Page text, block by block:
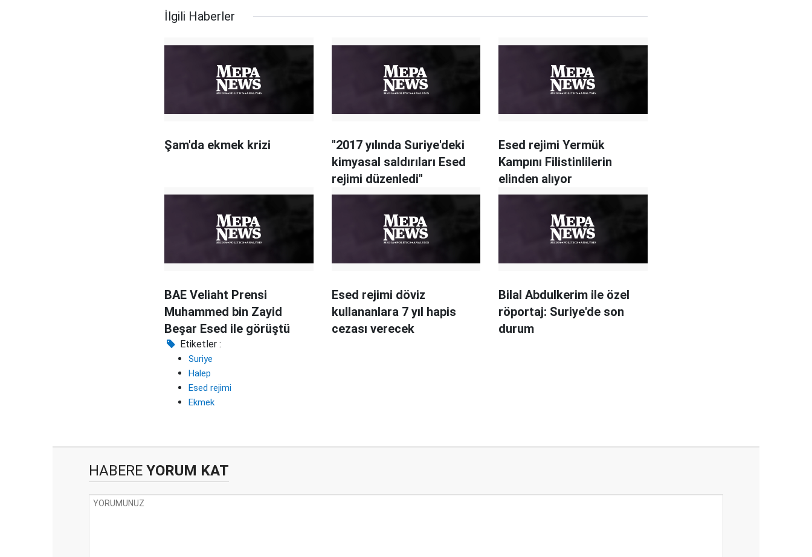
İlgili Haberler
Şam'da ekmek krizi
"2017 yılında Suriye'deki
kimyasal saldırıları Esed
rejimi düzenledi"
​Esed rejimi Yermük
Kampını Filistinlilerin
elinden alıyor
BAE Veliaht Prensi
Muhammed bin Zayid
Beşar Esed ile görüştü
Esed rejimi döviz
kullananlara 7 yıl hapis
cezası verecek
Bilal Abdulkerim ile özel
röportaj: Suriye'de son
durum
Etiketler :
Suriye
Halep
Esed rejimi
Ekmek
HABERE YORUM KAT